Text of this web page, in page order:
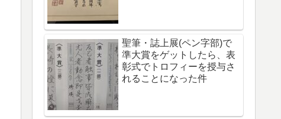
聖筆・誌上展(ペン字部)で
準大賞をゲットしたら、表
彰式でトロフィーを授与さ
れることになった件